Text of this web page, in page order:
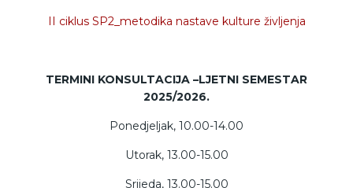
II ciklus SP2_metodika nastave kulture življenja
TERMINI KONSULTACIJA –LJETNI SEMESTAR
2025/2026.
Ponedjeljak, 10.00-14.00
Utorak, 13.00-15.00
Srijeda, 13.00-15.00